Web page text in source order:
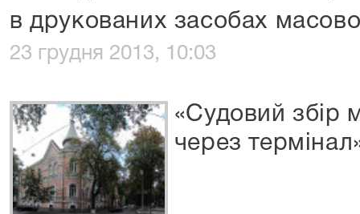
в друкованих засобах
23 грудня 2013, 10:03
«Судовий збір
через